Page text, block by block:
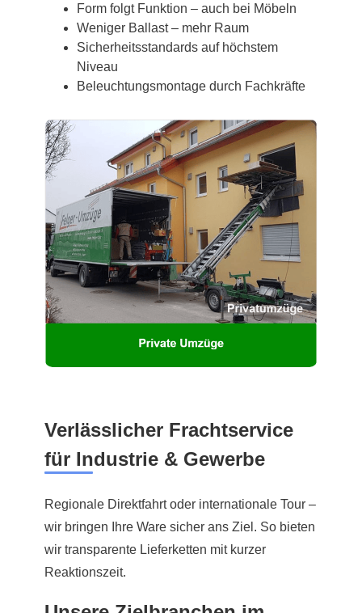
Form folgt Funktion – auch bei Möbeln
Weniger Ballast – mehr Raum
Sicherheitsstandards auf höchstem
Niveau
Beleuchtungsmontage durch Fachkräfte
Verlässlicher Frachtservice
für Industrie & Gewerbe
Regionale Direktfahrt oder internationale Tour –
wir bringen Ihre Ware sicher ans Ziel. So bieten
wir transparente Lieferketten mit kurzer
Reaktionszeit.